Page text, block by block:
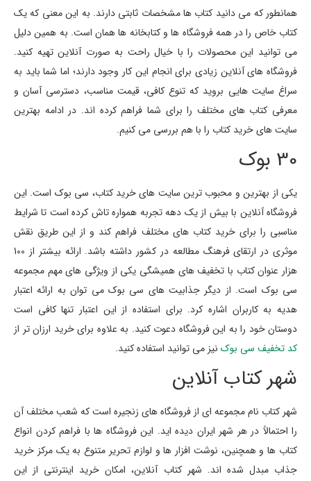
همانطور که می دانید کتاب ها مشخصات ثابتی دارند. به این معنی که یک
کتاب خاص را در همه فروشگاه ها و کتابخانه ها همان است. به همین دلیل
می توانید این محصولات را با خیال راحت به صورت آنلاین تهیه کنید.
فروشگاه های آنلاین زیادی برای انجام این کار وجود دارند؛ اما شما باید به
سراغ سایت هایی بروید که تنوع کافی، قیمت مناسب، دسترسی آسان و
معرفی کتاب های مختلف را برای شما فراهم کرده اند. در ادامه بهترین
سایت های خرید کتاب را با هم بررسی می کنیم.
30 بوک
یکی از بهترین و محبوب ترین سایت های خرید کتاب، سی بوک است. این
فروشگاه آنلاین با بیش از یک دهه تجربه همواره تاش کرده است تا شرایط
مناسبی را برای خرید کتاب های مختلف فراهم کند و از این طریق نقش
موثری در ارتقای فرهنگ مطالعه در کشور داشته باشد. ارائه بیشتر از 100
هزار عنوان کتاب با تخفیف های همیشگی یکی از ویژگی های مهم مجموعه
سی بوک است. از دیگر جذابیت های سی بوک می توان به ارائه اعتبار
هدیه به کاربران اشاره کرد. برای استفاده از این اعتبار تنها کافی است
دوستان خود را به این فروشگاه دعوت کنید. به علاوه برای خرید ارزان تر از
کد تخفیف سی بوک نیز می توانید استفاده کنید.
شهر کتاب آنلاین
شهر کتاب نام مجموعه ای از فروشگاه های زنجیره است که شعب مختلف آن
را احتمالاً در هر شهر ایران دیده اید. این فروشگاه ها با فراهم کردن انواع
کتاب ها و همچنین، نوشت افزار ها و لوازم تحریر متنوع به یک مرکز خرید
جذاب مبدل شده اند. شهر کتاب آنلاین، امکان خرید اینترنتی از این